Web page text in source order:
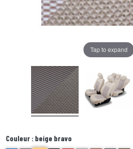
Tap to expand
Couleur : beige bravo